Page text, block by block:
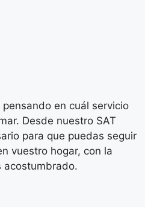
en cuál servicio
Desde nuestro SAT
para que puedas seguir
vuestro hogar, con la
acostumbrado.